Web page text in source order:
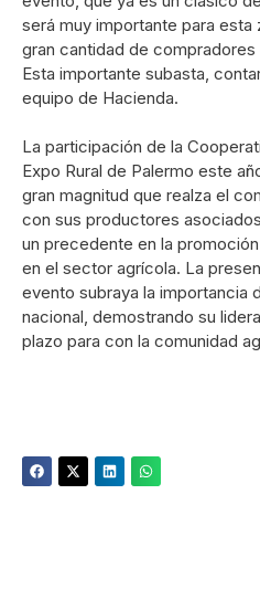
será muy importante para
gran cantidad de
Esta importante subasta,
equipo de Hacienda.
La participación de la
Expo Rural de Palermo este
gran magnitud que realza el
con sus productores
un precedente en la
en el sector agrícola. La
evento subraya la importancia
nacional, demostrando su
plazo para con la comunidad